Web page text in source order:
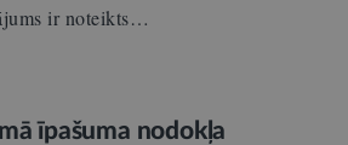
ir noteikts…
īpašuma nodokļa